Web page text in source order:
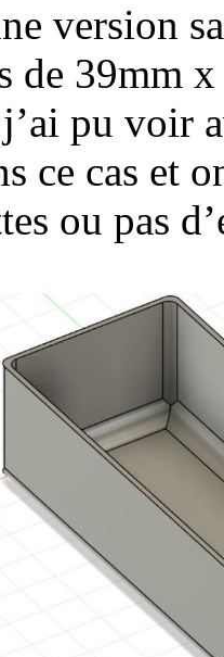
version
de 39mm
pu voir
ce cas et
ou pas